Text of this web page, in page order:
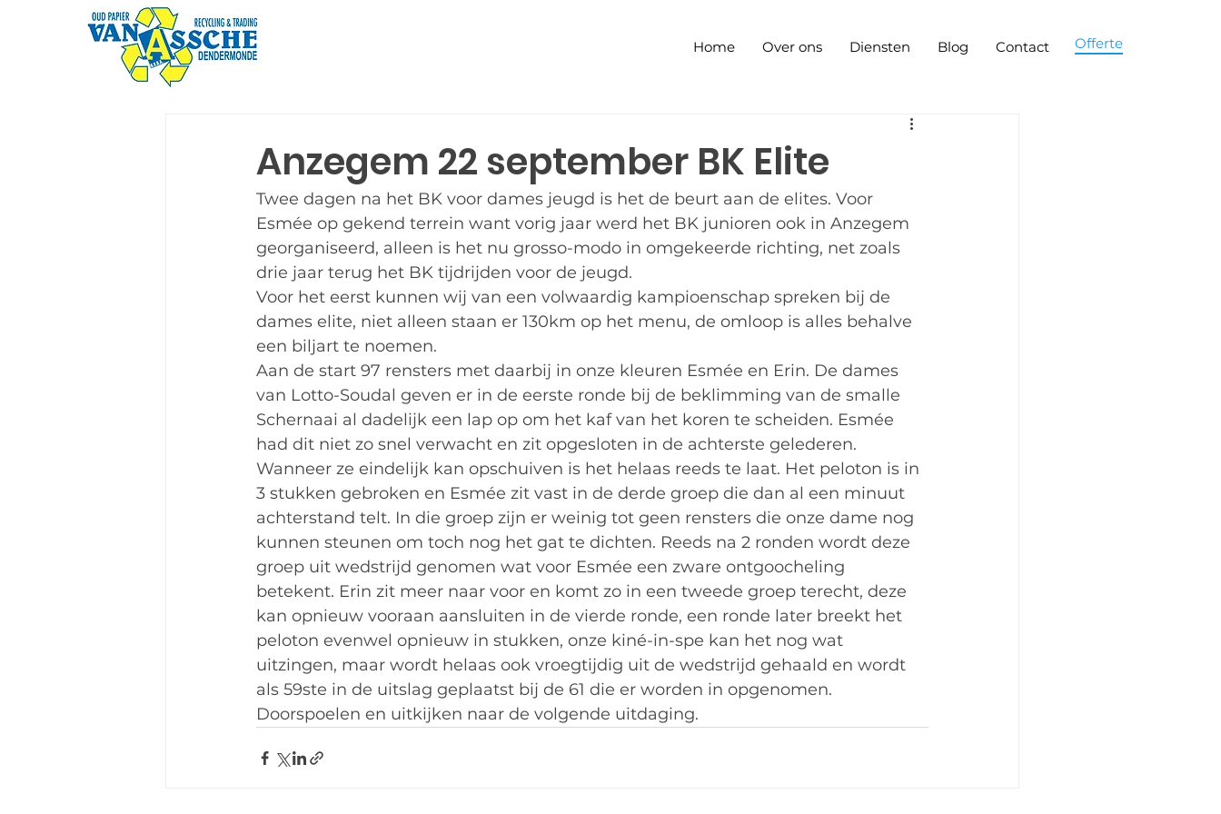
Home Over ons Diensten Blog Contact Offerte
Anzegem 22 september BK Elite
Twee dagen na het BK voor dames jeugd is het de beurt aan de elites. Voor
Esmée op gekend terrein want vorig jaar werd het BK junioren ook in Anzegem
georganiseerd, alleen is het nu grosso-modo in omgekeerde richting, net zoals
drie jaar terug het BK tijdrijden voor de jeugd.
Voor het eerst kunnen wij van een volwaardig kampioenschap spreken bij de
dames elite, niet alleen staan er 130km op het menu, de omloop is alles behalve
een biljart te noemen.
Aan de start 97 rensters met daarbij in onze kleuren Esmée en Erin. De dames
van Lotto-Soudal geven er in de eerste ronde bij de beklimming van de smalle
Schernaai al dadelijk een lap op om het kaf van het koren te scheiden. Esmée
had dit niet zo snel verwacht en zit opgesloten in de achterste gelederen.
Wanneer ze eindelijk kan opschuiven is het helaas reeds te laat. Het peloton is in
3 stukken gebroken en Esmée zit vast in de derde groep die dan al een minuut
achterstand telt. In die groep zijn er weinig tot geen rensters die onze dame nog
kunnen steunen om toch nog het gat te dichten. Reeds na 2 ronden wordt deze
groep uit wedstrijd genomen wat voor Esmée een zware ontgoocheling
betekent. Erin zit meer naar voor en komt zo in een tweede groep terecht, deze
kan opnieuw vooraan aansluiten in de vierde ronde, een ronde later breekt het
peloton evenwel opnieuw in stukken, onze kiné-in-spe kan het nog wat
uitzingen, maar wordt helaas ook vroegtijdig uit de wedstrijd gehaald en wordt
als 59ste in de uitslag geplaatst bij de 61 die er worden in opgenomen.
Doorspoelen en uitkijken naar de volgende uitdaging.